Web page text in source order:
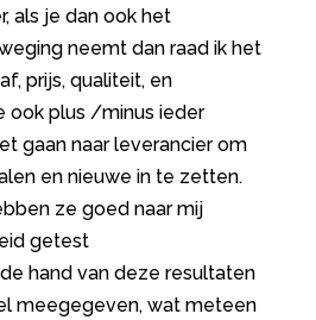
als je dan ook het
neemt dan raad ik het
prijs, qualiteit, en
ook plus /minus ieder
gaan naar leverancier om
en nieuwe in te zetten.
ze goed naar mij
getest
hand van deze resultaten
meegegeven, wat meteen